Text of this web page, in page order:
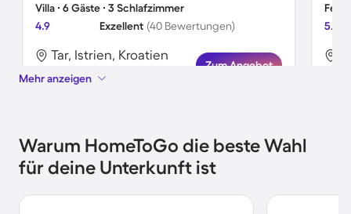
Villa ∙ 6 Gäste ∙ 3 Schlafzimmer
4.9
Exzellent (40 Bewertungen)
Tar, Istrien, Kroatien
Zum Angebot
5.0
Mehr anzeigen
Warum HomeToGo die beste Wahl
für deine Unterkunft ist